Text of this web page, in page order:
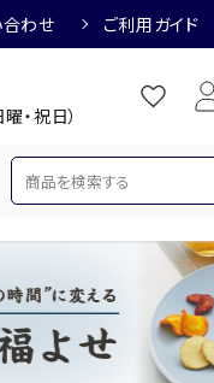
わせ ご利用ガイド
・祝日）
焼酎におすすめ
～4,000円